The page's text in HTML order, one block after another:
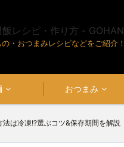
・おつまみレシピなどをご紹介！
おつまみ
は冷凍!?選ぶコツ&保存期間を解説